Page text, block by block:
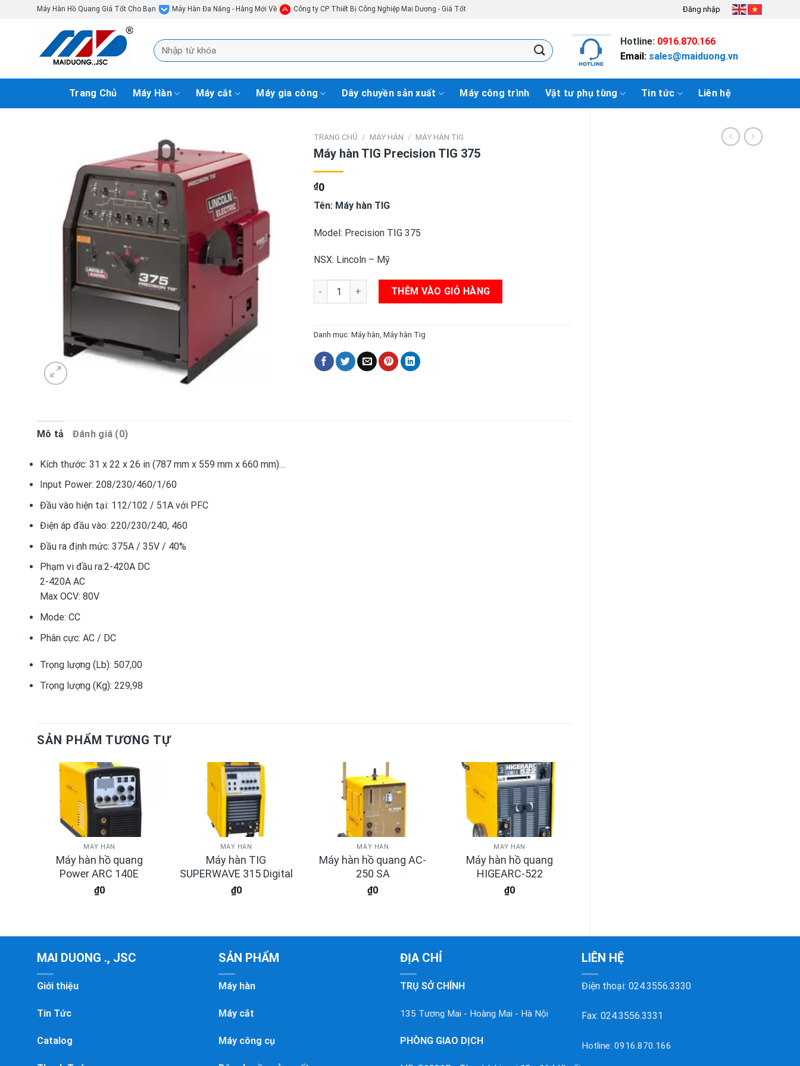
Máy Hàn Hồ Quang Giá Tốt Cho Bạn Máy Hàn Đa Năng - Hàng Mới Về Công ty CP Thiết Bị Công Nghiệp Mai Dương - Giá Tốt Đăng nhập
Tìm
kiếm:
Hotline: 0916.870.166
Email: sales@maiduong.vn
Trang Chủ Máy Hàn Máy cắt Máy gia công Dây chuyền sản xuất Máy công trình Vật tư phụ tùng Tin tức Liên hệ
TRANG CHỦ / MÁY HÀN / MÁY HÀN TIG
Máy hàn TIG Precision TIG 375
₫0
Tên: Máy hàn TIG
Model: Precision TIG 375
NSX: Lincoln – Mỹ
Máy hàn TIG Precision TIG 375 số lượng
THÊM VÀO GIỎ HÀNG
Danh mục: Máy hàn, Máy hàn Tig
Mô tả Đánh giá (0)
Kích thước: 31 x 22 x 26 in (787 mm x 559 mm x 660 mm)…
Input Power: 208/230/460/1/60
Đầu vào hiện tại: 112/102 / 51A với PFC
Điện áp đầu vào: 220/230/240, 460
Đầu ra định mức: 375A / 35V / 40%
Phạm vi đầu ra:2-420A DC
2-420A AC
Max OCV: 80V
Mode: CC
Phân cực: AC / DC
Trọng lượng (Lb): 507,00
Trọng lượng (Kg): 229,98
SẢN PHẨM TƯƠNG TỰ
MÁY HÀN
Máy hàn hồ quang
Power ARC 140E
₫0
MÁY HÀN
Máy hàn TIG
SUPERWAVE 315 Digital
₫0
MÁY HÀN
Máy hàn hồ quang AC-
250 SA
₫0
MÁY HÀN
Máy hàn hồ quang
HIGEARC-522
₫0
MAI DUONG ., JSC
Giới thiệu
Tin Tức
Catalog
SẢN PHẨM
Máy hàn
Máy cắt
Máy công cụ
ĐỊA CHỈ
TRỤ SỞ CHÍNH
135 Tương Mai - Hoàng Mai - Hà Nội
PHÒNG GIAO DỊCH
LIÊN HỆ
Điện thoại: 024.3556.3330
Fax: 024.3556.3331
Hotline: 0916.870.166